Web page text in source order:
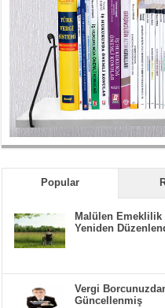
Popular
Malülen Emeklilik
Yeniden
Vergi
Güncellenmiş